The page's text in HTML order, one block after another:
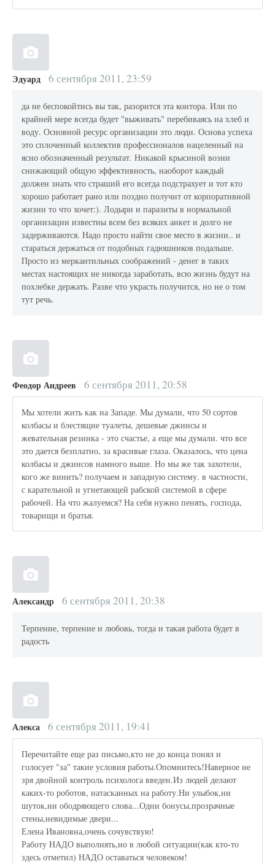
Эдуард 6 сентября 2011, 23:59
да не беспокойтись вы так, разорится эта контора. Или по
крайней мере всегда будет "выживать" перебиваясь на хлеб и
воду. Основной ресурс организации это люди. Основа успеха
это сплоченный коллектив профессионалов нацеленный на
ясно обозначенный результат. Никакой крысиной возни
снижающий общую эффективность, наоборот каждый
должен знать что страший его всегда подстрахует и тот кто
хорошо работает рано или поздно получит от корпоративной
жизни то что хочет:). Лодыри и паразиты в нормальной
организации известны всем без всяких анкет и долго не
задерживаются. Надо просто найти свое место в жизни.. и
стараться держаться от подобных гадюшников подальше.
Просто из меркантильных соображений - денег в таких
местах настоящих не никогда заработать, всю жизнь будут на
похлебке держать. Разве что украсть получится, но не о том
тут речь.
Феодор Андреев 6 сентября 2011, 20:58
Мы хотели жить как на Западе. Мы думали, что 50 сортов
колбасы и блестящие туалеты, дешевые джинсы и
жевательная резинка - это счастье, а еще мы думали. что все
это дается безплатно, за красивые глаза. Оказалось, что цена
колбасы и джинсов намного выше. Но мы же так захотели,
кого же винить? получаем и западную систему. в частности,
с карательной и угнетающей рабской системой в сфере
рабочей. На что жалуемся? На себя нужно пенять, господа,
товарищи и братья.
Александр 6 сентября 2011, 20:38
Терпение, терпение и любовь, тогда и такая работа будет в
радость
Алекса 6 сентября 2011, 19:41
Перечитайте еще раз письмо,кто не до конца понял и
голосует "за" такие условия работы.Опомнитесь!Наверное не
зря двойной контроль психолога введен.Из людей делают
каких-то роботов, натасканных на работу.Ни улыбок,ни
шуток,ни ободряющего слова...Одни бонусы,прозрачные
стены,невидимые двери...
Елена Ивановна,очень сочувствую!
Работу НАДО выполнять,но в любой ситуации(как кто-то
здесь отметил) НАДО оставаться человеком!